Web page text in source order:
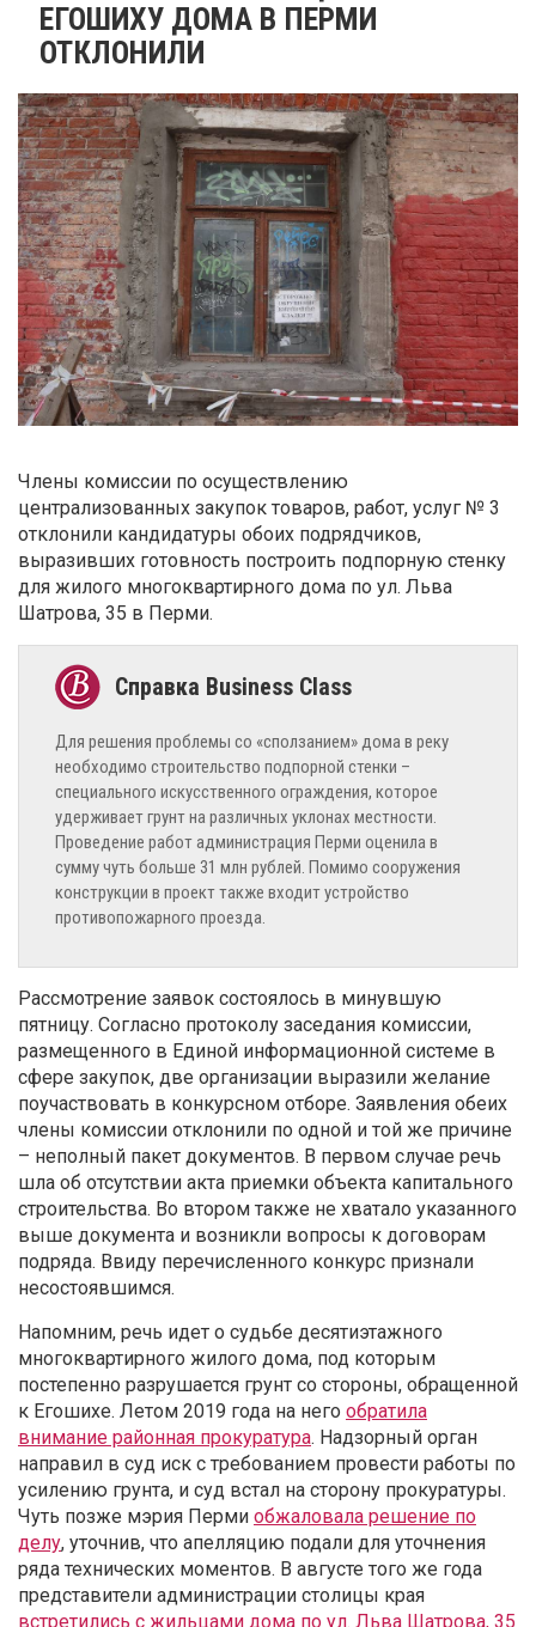
ЕГОШИХУ ДОМА В ПЕРМИ
ОТКЛОНИЛИ
Члены комиссии по осуществлению
централизованных закупок товаров, работ, услуг № 3
отклонили кандидатуры обоих подрядчиков,
выразивших готовность построить подпорную стенку
для жилого многоквартирного дома по ул. Льва
Шатрова, 35 в Перми.
Для решения проблемы со «сползанием» дома в реку
необходимо строительство подпорной стенки –
специального искусственного ограждения, которое
удерживает грунт на различных уклонах местности.
Проведение работ администрация Перми оценила в
сумму чуть больше 31 млн рублей. Помимо сооружения
конструкции в проект также входит устройство
противопожарного проезда.
Рассмотрение заявок состоялось в минувшую
пятницу. Согласно протоколу заседания комиссии,
размещенного в Единой информационной системе в
сфере закупок, две организации выразили желание
поучаствовать в конкурсном отборе. Заявления обеих
члены комиссии отклонили по одной и той же причине
– неполный пакет документов. В первом случае речь
шла об отсутствии акта приемки объекта капитального
строительства. Во втором также не хватало указанного
выше документа и возникли вопросы к договорам
подряда. Ввиду перечисленного конкурс признали
несостоявшимся.
Напомним, речь идет о судьбе десятиэтажного
многоквартирного жилого дома, под которым
постепенно разрушается грунт со стороны, обращенной
к Егошихе. Летом 2019 года на него обратила
внимание районная прокуратура. Надзорный орган
направил в суд иск с требованием провести работы по
усилению грунта, и суд встал на сторону прокуратуры.
Чуть позже мэрия Перми обжаловала решение по
делу, уточнив, что апелляцию подали для уточнения
ряда технических моментов. В августе того же года
представители администрации столицы края
встретились с жильцами дома по ул. Льва Шатрова, 35